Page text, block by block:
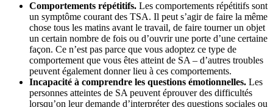
Comportements répétitifs. Les comportements répétitifs sont
un symptôme courant des TSA. Il peut s’agir de faire la même
chose tous les matins avant le travail, de faire tourner un objet
un certain nombre de fois ou d’ouvrir une porte d’une certaine
façon. Ce n’est pas parce que vous adoptez ce type de
comportement que vous êtes atteint de SA – d’autres troubles
peuvent également donner lieu à ces comportements.
Incapacité à comprendre les questions émotionnelles. Les
personnes atteintes de SA peuvent éprouver des difficultés
lorsqu’on leur demande d’interpréter des questions sociales ou